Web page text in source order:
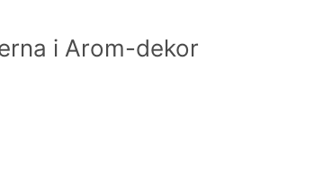
i Arom-dekor